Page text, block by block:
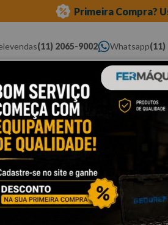
Primeira Compra?
(11) 2065-9002 Whatsapp(11)
aqui o que você procura...
Elétricas
Ferramentas
e acessórios soquetes de meia"